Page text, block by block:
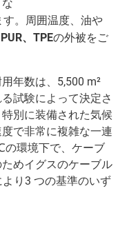
す。周囲温度、油や
、TPEの外被をご
年数は、5,500 m²
試験によって決定さ
別に装備された気候
で非常に複雑な一連
環境下で、ケーブ
めイグスのケーブル
り3 つの基準のいず